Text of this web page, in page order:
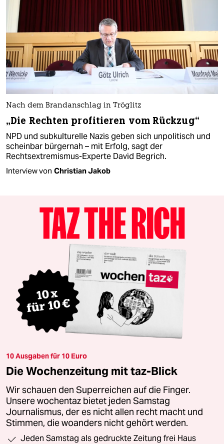
Nach dem Brandanschlag in Tröglitz
„Die Rechten profitieren vom Rückzug“
NPD und subkulturelle Nazis geben sich unpolitisch und
scheinbar bürgernah – mit Erfolg, sagt der
Rechtsextremismus-Experte David Begrich.
Interview von Christian Jakob
10 Ausgaben für 10 Euro
Die Wochenzeitung mit taz-Blick
Wir schauen den Superreichen auf die Finger.
Unsere wochentaz bietet jeden Samstag
Journalismus, der es nicht allen recht macht und
Stimmen, die woanders nicht gehört werden.
Jeden Samstag als gedruckte Zeitung frei Haus